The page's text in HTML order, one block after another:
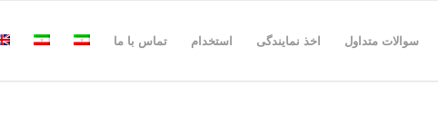
سوالات متداول اخذ نمایندگی استخدام تماس با ما